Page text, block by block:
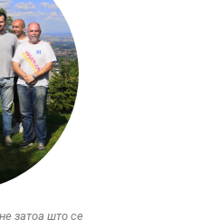
затоа што се